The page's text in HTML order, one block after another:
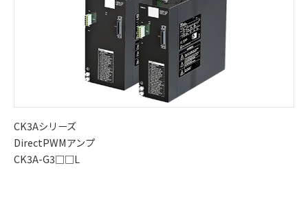
CK3Aシリーズ
DirectPWMアンプ
CK3A-G3□□L